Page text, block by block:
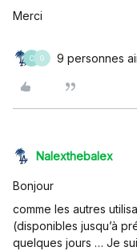
Merci
C G 9 personnes
Nalexthebalex
Bonjour
comme les autres
(disponibles jusqu’à
quelques jours … Je